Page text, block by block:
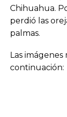
Chihuahua.
perdió las
palmas.
Las imágenes
continuación: